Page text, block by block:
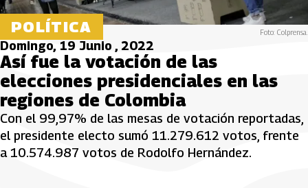
POLÍTICA Foto: Colprensa.
Domingo, 19 Junio , 2022
Así fue la votación de las
elecciones presidenciales en las
regiones de Colombia
Con el 99,97% de las mesas de votación reportadas,
el presidente electo sumó 11.279.612 votos, frente
a 10.574.987 votos de Rodolfo Hernández.